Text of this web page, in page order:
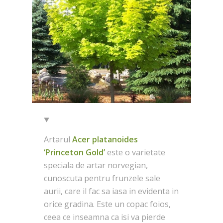
ArtarulAcer platanoides
‘Princeton Gold’este o varietate
speciala de artar norvegian,
cunoscuta pentru frunzele sale
aurii, care il fac sa iasa in evidenta in
orice gradina. Este un copac foios,
ceea ce inseamna ca isi va pierde